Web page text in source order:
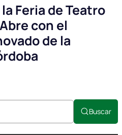
Feria de Teatro
con el
de la
Buscar